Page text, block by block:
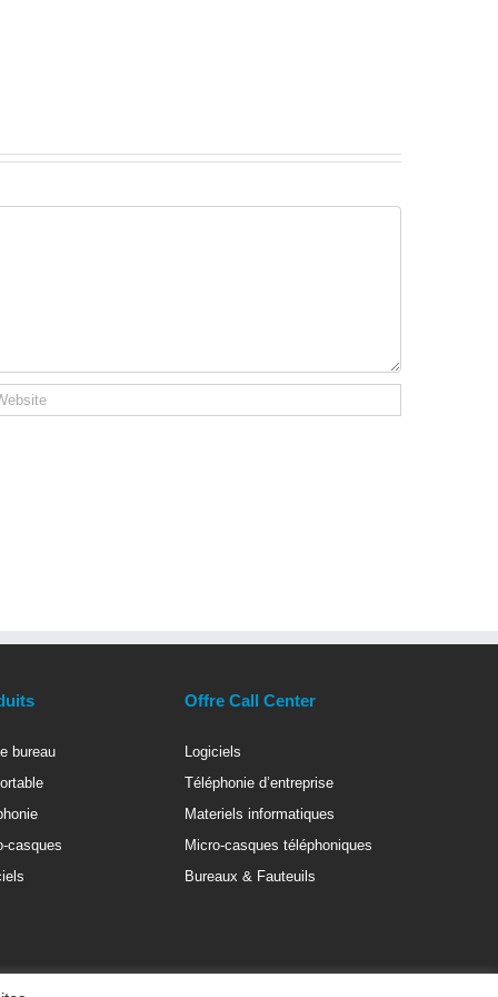
bureau
casques
Offre Call Center
Logiciels
Téléphonie d’entreprise
Materiels informatiques
Micro-casques téléphoniques
Bureaux & Fauteuils